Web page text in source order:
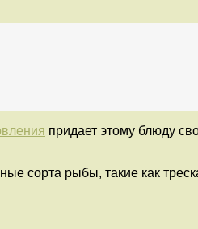
придает этому блюду
сорта рыбы, такие как